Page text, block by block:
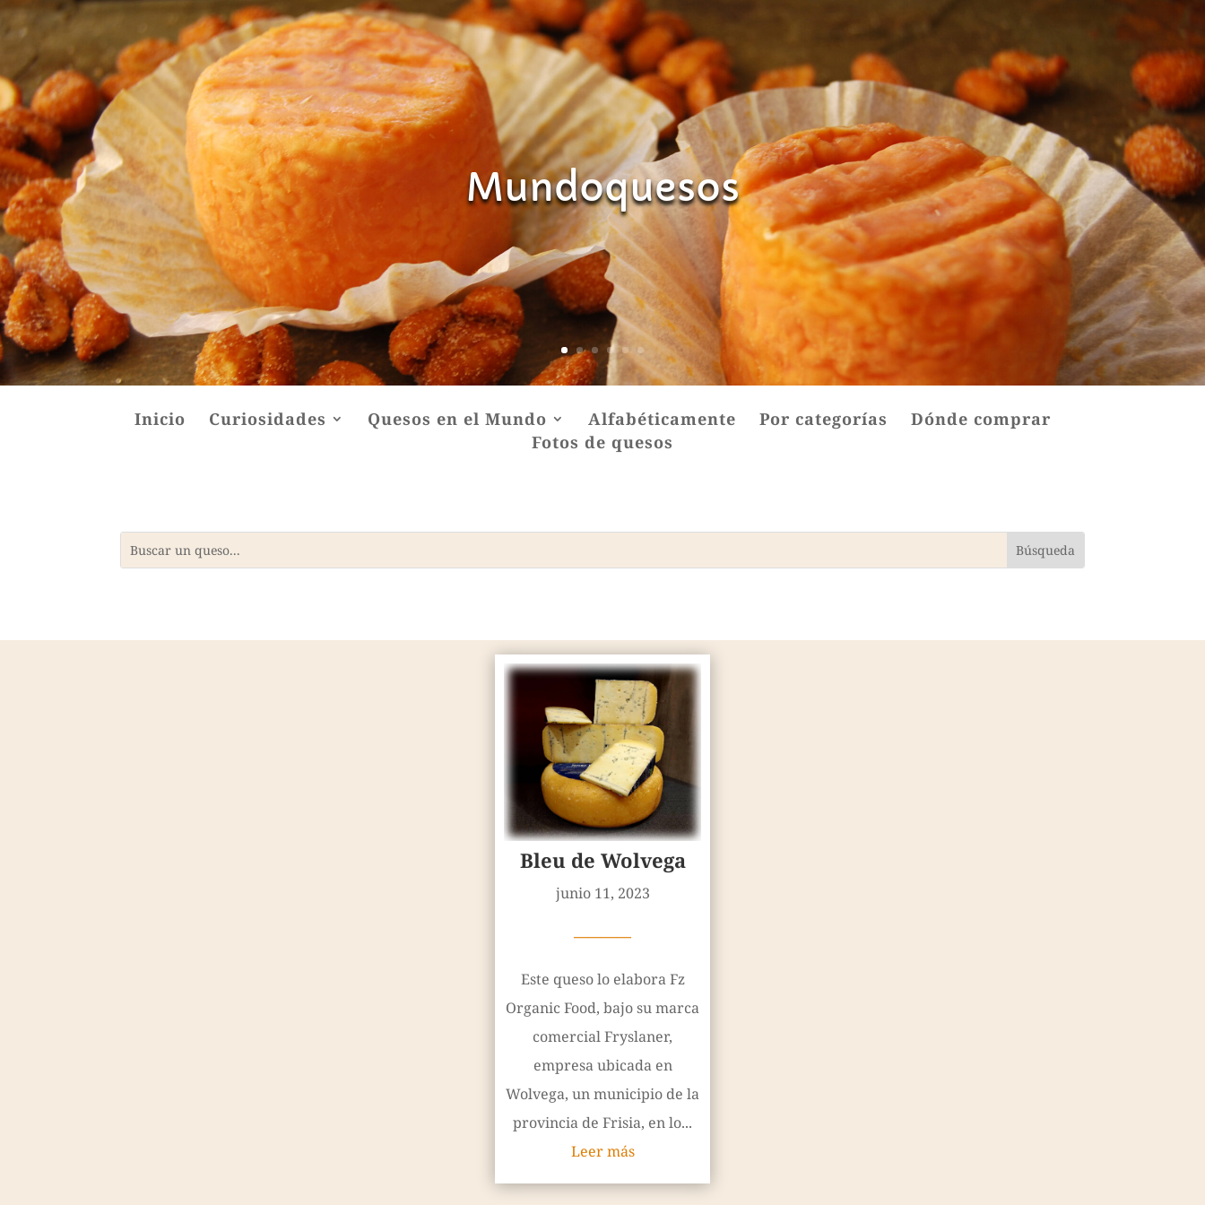
Mundoquesos
Inicio Curiosidades Quesos en el Mundo Alfabéticamente Por categorías
Dónde comprar
Fotos de quesos
Bleu de Wolvega
junio 11, 2023
————
Este queso lo elabora Fz
Organic Food, bajo su marca
comercial Fryslaner,
empresa ubicada en
Wolvega, un municipio de la
provincia de Frisia, en lo...
Leer más